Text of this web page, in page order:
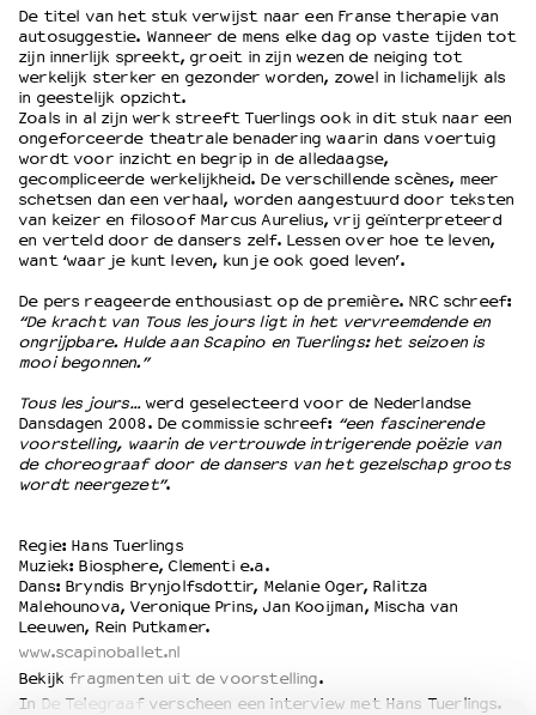
Filmprogramma’s VO/MBO
Speciale educatieprogramma’s
OVER LANTARENVENSTER
Wat we doen
Werken bij
Wie is wie
Word vriend
Partners
Huisregels
Privacyverklaring
Duurzaamheid
Culturele boycot Israël
Ruimte voor artistieke vrijheid – VNPF
De titel van het stuk verwijst naar een Franse therapie van
autosuggestie. Wanneer de mens elke dag op vaste tijden tot
zijn innerlijk spreekt, groeit in zijn wezen de neiging tot
werkelijk sterker en gezonder worden, zowel in lichamelijk als
in geestelijk opzicht.
Zoals in al zijn werk streeft Tuerlings ook in dit stuk naar een
ongeforceerde theatrale benadering waarin dans voertuig
wordt voor inzicht en begrip in de alledaagse,
gecompliceerde werkelijkheid. De verschillende scènes, meer
schetsen dan een verhaal, worden aangestuurd door teksten
van keizer en filosoof Marcus Aurelius, vrij geïnterpreteerd
en verteld door de dansers zelf. Lessen over hoe te leven,
want ‘waar je kunt leven, kun je ook goed leven’.
De pers reageerde enthousiast op de première. NRC schreef:
“De kracht van Tous les jours ligt in het vervreemdende en
ongrijpbare. Hulde aan Scapino en Tuerlings: het seizoen is
mooi begonnen.”
Tous les jours…werd geselecteerd voor de Nederlandse
Dansdagen 2008. De commissie schreef: “een fascinerende
voorstelling, waarin de vertrouwde intrigerende poëzie van
de choreograaf door de dansers van het gezelschap groots
wordt neergezet”.
Regie: Hans Tuerlings
Muziek: Biosphere, Clementi e.a.
Dans: Bryndis Brynjolfsdottir, Melanie Oger, Ralitza
Malehounova, Veronique Prins, Jan Kooijman, Mischa van
Leeuwen, Rein Putkamer.
www.scapinoballet.nl
Bekijk fragmenten uit de voorstelling.
In De Telegraafverscheen een interview met Hans Tuerlings.